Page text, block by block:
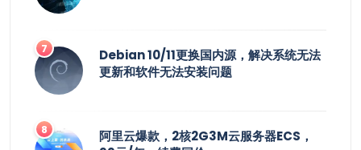
Debian 10/11更换国内源，解决系统无法
更新和软件无法安装问题
阿里云爆款，2核2G3M云服务器ECS，